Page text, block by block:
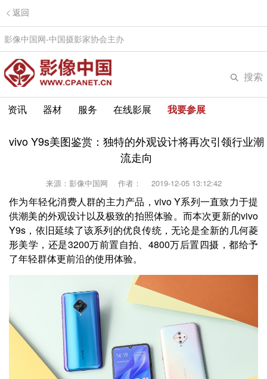
返回
影像中国网-中国摄影家协会主办
搜索
资讯 器材 服务 在线影展 我要参展
vivo Y9s美图鉴赏：独特的外观设计将再次引领行业潮
流走向
来源：影像中国网 作者： 2019-12-05 13:12:42
作为年轻化消费人群的主力产品，vivo Y系列一直致力于提
供潮美的外观设计以及极致的拍照体验。而本次更新的vivo
Y9s，依旧延续了该系列的优良传统，无论是全新的几何菱
形美学，还是3200万前置自拍、4800万后置四摄，都给予
了年轻群体更前沿的使用体验。